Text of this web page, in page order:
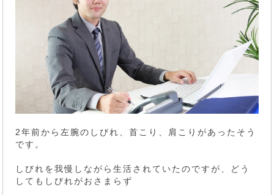
2年前から左腕のしびれ、首こり、肩こりがあったそう
です。
しびれを我慢しながら生活されていたのですが、どう
してもしびれがおさまらず